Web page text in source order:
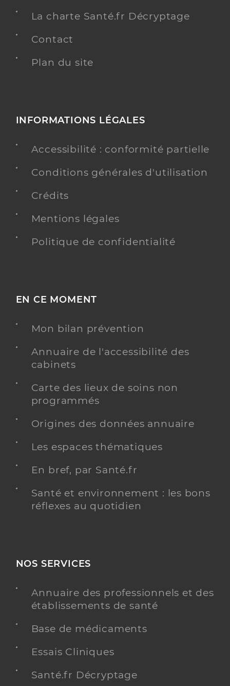
La charte Santé.fr Décryptage
Contact
Plan du site
INFORMATIONS LÉGALES
Accessibilité : conformité partielle
Conditions générales d'utilisation
Crédits
Mentions légales
Politique de confidentialité
EN CE MOMENT
Mon bilan prévention
Annuaire de l'accessibilité des
cabinets
Carte des lieux de soins non
programmés
Origines des données annuaire
Les espaces thématiques
En bref, par Santé.fr
Santé et environnement : les bons
réflexes au quotidien
NOS SERVICES
Annuaire des professionnels et des
établissements de santé
Base de médicaments
Essais Cliniques
Santé.fr Décryptage